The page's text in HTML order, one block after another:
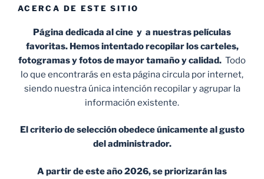
ACERCA DE ESTE SITIO
Página dedicada al cine y a nuestras películas
favoritas. Hemos intentado recopilar los carteles,
fotogramas y fotos de mayor tamaño y calidad. Todo
lo que encontrarás en esta página circula por internet,
siendo nuestra única intención recopilar y agrupar la
información existente.
El criterio de selección obedece únicamente al gusto
del administrador.
A partir de este año 2026, se priorizarán las